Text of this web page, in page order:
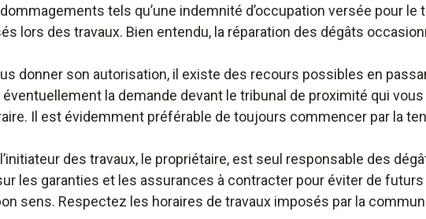
tels qu’une indemnité d’occupation versée pour le
lors des travaux. Bien entendu, la réparation des dégâts
donner son autorisation, il existe des recours possibles en
la demande devant le tribunal de proximité qui
Il est évidemment préférable de toujours commencer par la
des travaux, le propriétaire, est seul responsable des
les garanties et les assurances à contracter pour éviter de
sens. Respectez les horaires de travaux imposés par la